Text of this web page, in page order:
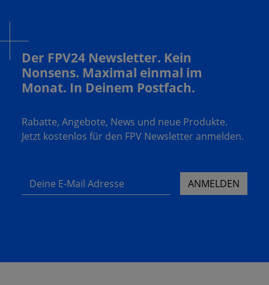
Der FPV24 Newsletter. Kein
Nonsens. Maximal einmal im
Monat. In Deinem Postfach.
Rabatte, Angebote, News und neue Produkte.
Jetzt kostenlos für den FPV Newsletter anmelden.
Deine E-Mail Adresse ANMELDEN